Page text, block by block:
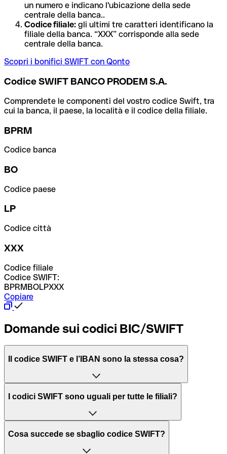
un numero e indicano l'ubicazione della sede
centrale della banca..
Codice filiale: gli ultimi tre caratteri identificano la
filiale della banca. “XXX” corrisponde alla sede
centrale della banca.
Scopri i bonifici SWIFT con Qonto
Codice SWIFT BANCO PRODEM S.A.
Comprendete le componenti del vostro codice Swift, tra
cui la banca, il paese, la località e il codice della filiale.
BPRM
Codice banca
BO
Codice paese
LP
Codice città
XXX
Codice filiale
Codice SWIFT:
BPRMBOLPXXX
Copiare
Domande sui codici BIC/SWIFT
Il codice SWIFT e l’IBAN sono la stessa cosa?
L'acronimo SWIFT sta per “Society for Worldwide
per l’elaborazione dei pagamenti tra diversi Paesi.
Il BIC, invece, sta per “Bank Identifier Code” ed è una
I codici SWIFT sono uguali per tutte le filiali?
Dipende dalle banche. In alcuni casi le banche utilizzano
Cosa succede se sbaglio codice SWIFT?